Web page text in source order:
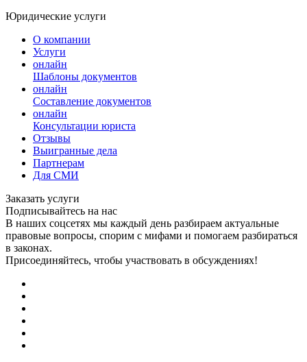
Юридические услуги
О компании
Услуги
онлайн
Шаблоны документов
онлайн
Составление документов
онлайн
Консультации юриста
Отзывы
Выигранные дела
Партнерам
Для СМИ
Заказать услуги
Подписывайтесь на нас
В наших соцсетях мы каждый день разбираем актуальные
правовые вопросы, спорим с мифами и помогаем разбираться
в законах.
Присоединяйтесь, чтобы участвовать в обсуждениях!